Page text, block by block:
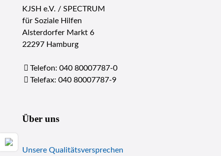
KJSH e.V. / SPECTRUM
für Soziale Hilfen
Alsterdorfer Markt 6
22297 Hamburg
Telefon: 040 80007787-0
Telefax: 040 80007787-9
Über uns
Unsere Qualitätsversprechen